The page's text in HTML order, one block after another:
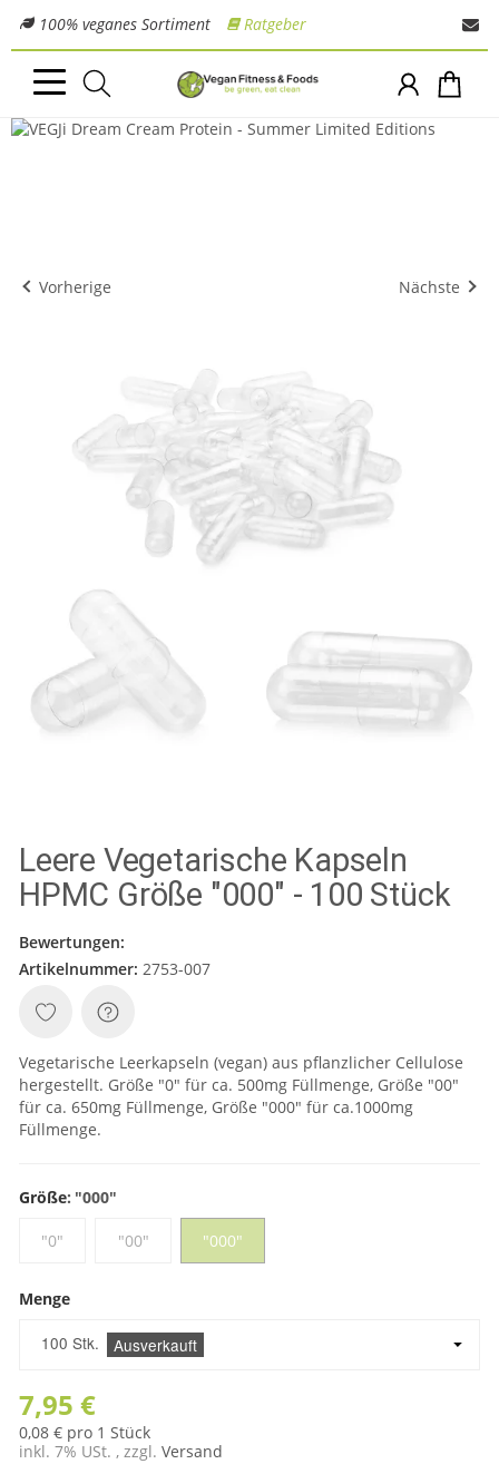
100% veganes Sortiment Ratgeber
Vorherige Nächste
Leere Vegetarische Kapseln
HPMC Größe "000" - 100 Stück
Bewertungen:
Artikelnummer: 2753-007
Vegetarische Leerkapseln (vegan) aus pflanzlicher Cellulose
hergestellt. Größe "0" für ca. 500mg Füllmenge, Größe "00"
für ca. 650mg Füllmenge, Größe "000" für ca.1000mg
Füllmenge.
Größe "000"
"0" "00""00" "000""000"
Menge
100 Stk. Ausverkauft
7,95 €
0,08 € pro 1 Stück
inkl. 7% USt. , zzgl. Versand